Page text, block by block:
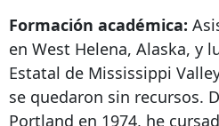
Formación académica:
en West Helena, Alaska, y
Estatal de Mississippi
se quedaron sin recursos.
Portland en 1974, he